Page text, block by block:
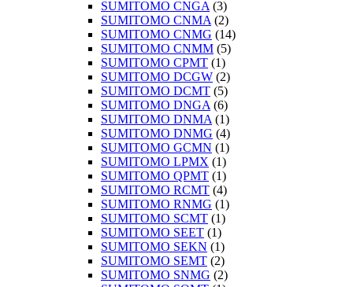
SUMITOMO CNGA (3)
SUMITOMO CNMA (2)
SUMITOMO CNMG (14)
SUMITOMO CNMM (5)
SUMITOMO CPMT (1)
SUMITOMO DCGW (2)
SUMITOMO DCMT (5)
SUMITOMO DNGA (6)
SUMITOMO DNMA (1)
SUMITOMO DNMG (4)
SUMITOMO GCMN (1)
SUMITOMO LPMX (1)
SUMITOMO QPMT (1)
SUMITOMO RCMT (4)
SUMITOMO RNMG (1)
SUMITOMO SCMT (1)
SUMITOMO SEET (1)
SUMITOMO SEKN (1)
SUMITOMO SEMT (2)
SUMITOMO SNMG (2)